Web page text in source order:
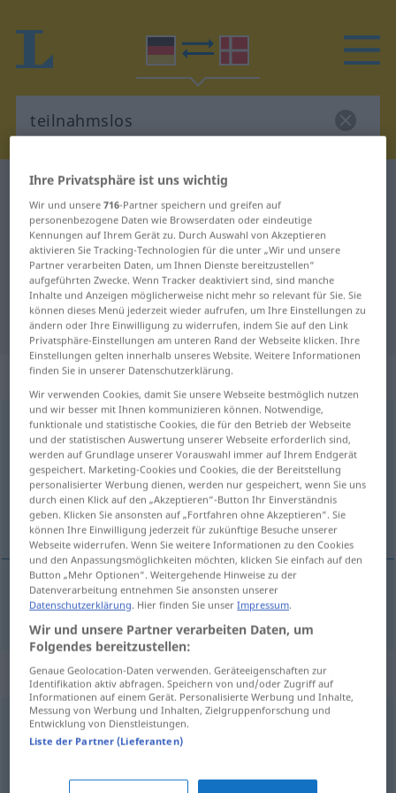
Deutsch-Dänisch Wörterbuch
Deutsch-Dänisch Übersetzung für
"teilnahmslos"
"teilnahmslos" Dänisch
Übersetzung
„teilnahmslos“
teilnahmslos < -est>
Übersicht aller Übersetzungen
(Für mehr Details die Übersetzung anklicken/antippen)
udeltagende, uinteresseret
udeltagende, uinteresseret teilnahmslos
Synonyme für "teilnahmslos"
gleichgültig ,(innerlich) abwesend
Ihre Privatsphäre ist uns wichtig
Wir und unsere716-Partner speichern und greifen auf
personenbezogene Daten wie Browserdaten oder eindeutige
Kennungen auf Ihrem Gerät zu. Durch Auswahl von Akzeptieren
aktivieren Sie Tracking-Technologien für die unter „Wir und unsere
Partner verarbeiten Daten, um Ihnen Dienste bereitzustellen“
aufgeführten Zwecke. Wenn Tracker deaktiviert sind, sind manche
Inhalte und Anzeigen möglicherweise nicht mehr so relevant für Sie. Sie
können dieses Menü jederzeit wieder aufrufen, um Ihre Einstellungen zu
ändern oder Ihre Einwilligung zu widerrufen, indem Sie auf den Link
Privatsphäre-Einstellungen am unteren Rand der Webseite klicken. Ihre
Einstellungen gelten innerhalb unseres Website. Weitere Informationen
finden Sie in unserer Datenschutzerklärung.
Wir verwenden Cookies, damit Sie unsere Webseite bestmöglich nutzen
und wir besser mit Ihnen kommunizieren können. Notwendige,
funktionale und statistische Cookies, die für den Betrieb der Webseite
und der statistischen Auswertung unserer Webseite erforderlich sind,
werden auf Grundlage unserer Vorauswahl immer auf Ihrem Endgerät
gespeichert. Marketing-Cookies und Cookies, die der Bereitstellung
personalisierter Werbung dienen, werden nur gespeichert, wenn Sie uns
durch einen Klick auf den „Akzeptieren“-Button Ihr Einverständnis
geben. Klicken Sie ansonsten auf „Fortfahren ohne Akzeptieren“. Sie
können Ihre Einwilligung jederzeit für zukünftige Besuche unserer
Webseite widerrufen. Wenn Sie weitere Informationen zu den Cookies
und den Anpassungsmöglichkeiten möchten, klicken Sie einfach auf den
Button „Mehr Optionen“. Weitergehende Hinweise zu der
Datenverarbeitung entnehmen Sie ansonsten unserer
Datenschutzerklärung. Hier finden Sie unserImpressum.
Wir und unsere Partner verarbeiten Daten, um
Folgendes bereitzustellen:
Genaue Geolocation-Daten verwenden. Geräteeigenschaften zur
Identifikation aktiv abfragen. Speichern von und/oder Zugriff auf
Informationen auf einem Gerät. Personalisierte Werbung und Inhalte,
Messung von Werbung und Inhalten, Zielgruppenforschung und
Entwicklung von Dienstleistungen.
Liste der Partner (Lieferanten)